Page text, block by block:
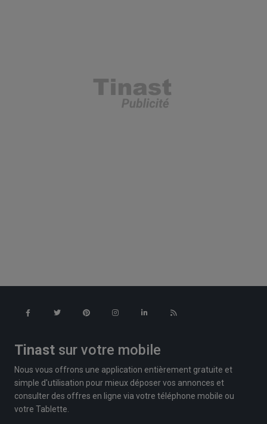
Tinast sur votre mobile
Nous vous offrons une application entièrement gratuite et
simple d'utilisation pour mieux déposer vos annonces et
consulter des offres en ligne via votre téléphone mobile ou
votre Tablette.